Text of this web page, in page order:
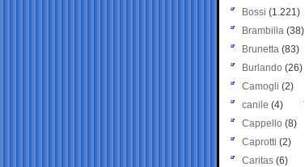
Bossi (1.221)
Brambilla (38)
Brunetta (83)
Burlando (26)
Camogli (2)
canile (4)
Cappello (8)
Caprotti (2)
Caritas (6)